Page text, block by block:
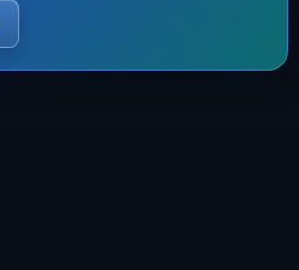
de
producto